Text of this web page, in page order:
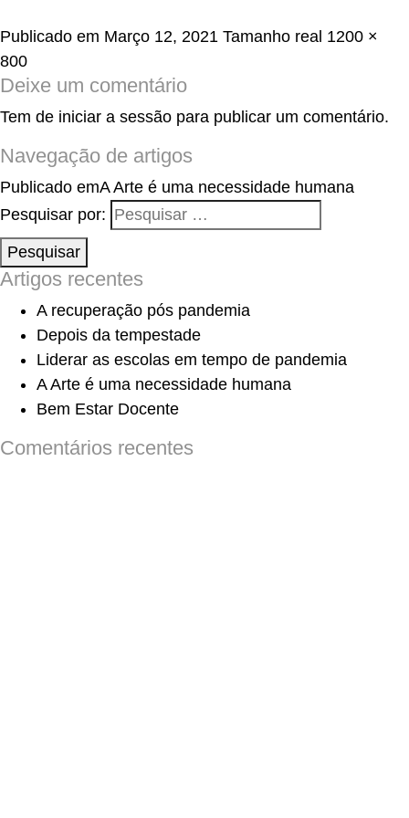
Publicado em Março 12, 2021 Tamanho real 1200 ×
800
Deixe um comentário
Tem de iniciar a sessão para publicar um comentário.
Navegação de artigos
Publicado emA Arte é uma necessidade humana
Pesquisar por:
Pesquisar
Artigos recentes
A recuperação pós pandemia
Depois da tempestade
Liderar as escolas em tempo de pandemia
A Arte é uma necessidade humana
Bem Estar Docente
Comentários recentes